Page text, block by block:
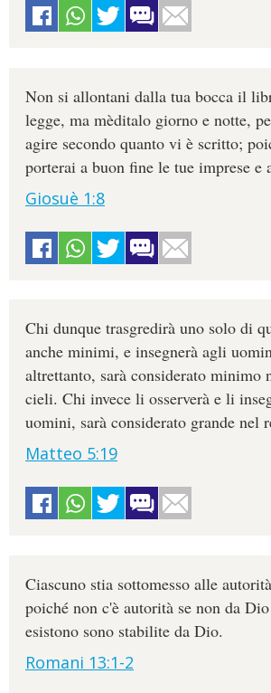
Non si allontani dalla tua bocca il
legge, ma mèditalo giorno e notte,
agire secondo quanto vi è scritto;
porterai a buon fine le tue imprese e
Giosuè 1:8
Chi dunque trasgredirà uno solo di
anche minimi, e insegnerà agli
altrettanto, sarà considerato minimo
cieli. Chi invece li osserverà e li
uomini, sarà considerato grande nel
Matteo 5:19
Ciascuno stia sottomesso alle
poiché non c'è autorità se non da
esistono sono stabilite da Dio.
Romani 13:1-2